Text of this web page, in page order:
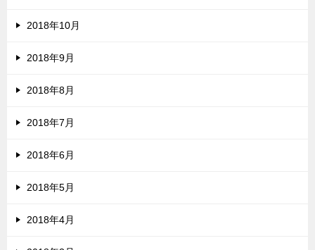
2018年10月
2018年9月
2018年8月
2018年7月
2018年6月
2018年5月
2018年4月